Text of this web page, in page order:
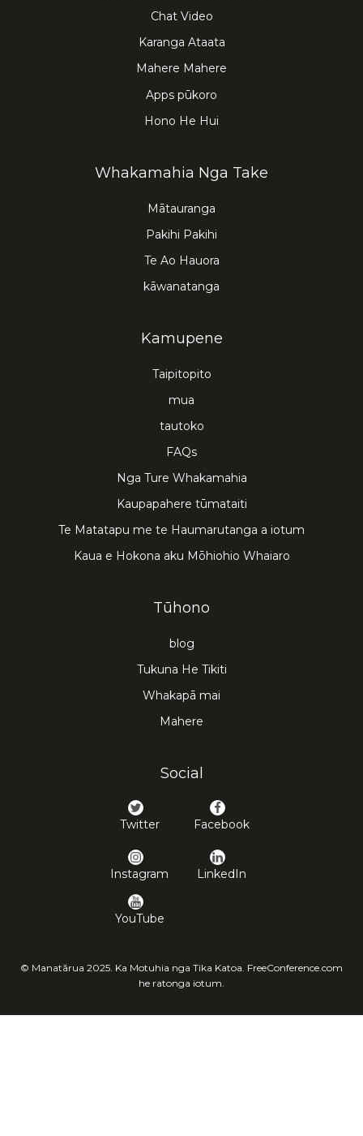
Chat Video
Karanga Ataata
Mahere Mahere
Apps pūkoro
Hono He Hui
Whakamahia Nga Take
Mātauranga
Pakihi Pakihi
Te Ao Hauora
kāwanatanga
Kamupene
Taipitopito
mua
tautoko
FAQs
Nga Ture Whakamahia
Kaupapahere tūmataiti
Te Matatapu me te Haumarutanga a iotum
Kaua e Hokona aku Mōhiohio Whaiaro
Tūhono
blog
Tukuna He Tikiti
Whakapā mai
Mahere
Social
Twitter Facebook
Instagram LinkedIn
YouTube
© Manatārua 2025. Ka Motuhia nga Tika Katoa. FreeConference.com
he ratonga iotum.